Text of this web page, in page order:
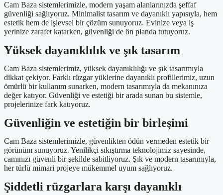
Cam Baza sistemlerimizle, modern yaşam alanlarınızda şeffaf
güvenliği sağlıyoruz. Minimalist tasarım ve dayanıklı yapısıyla, hem
estetik hem de işlevsel bir çözüm sunuyoruz. Evinize veya iş
yerinize zarafet katarken, güvenliği de ön planda tutuyoruz.
Yüksek dayanıklılık ve şık tasarım
Cam Baza sistemlerimiz, yüksek dayanıklılığı ve şık tasarımıyla
dikkat çekiyor. Farklı rüzgar yüklerine dayanıklı profillerimiz, uzun
ömürlü bir kullanım sunarken, modern tasarımıyla da mekanınıza
değer katıyor. Güvenliği ve estetiği bir arada sunan bu sistemle,
projelerinize fark katıyoruz.
Güvenliğin ve estetiğin bir birleşimi
Cam Baza sistemlerimizle, güvenlikten ödün vermeden estetik bir
görünüm sunuyoruz. Yenilikçi sıkıştırma teknolojimiz sayesinde,
camınızı güvenli bir şekilde sabitliyoruz. Şık ve modern tasarımıyla,
her türlü mimari projeye mükemmel uyum sağlıyoruz.
Şiddetli rüzgarlara karşı dayanıklı